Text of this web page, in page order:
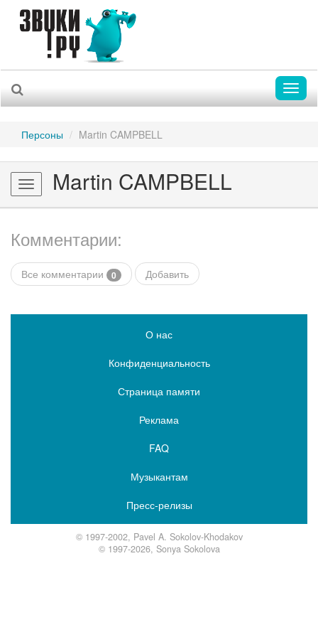
Персоны Martin CAMPBELL
Toggle
navigation
Martin CAMPBELL
Комментарии:
Все комментарии 0 Добавить
О нас
Конфиденциальность
Страница памяти
Реклама
FAQ
Музыкантам
Пресс-релизы
© 1997-2002, Pavel A. Sokolov-Khodakov
© 1997-2026, Sonya Sokolova